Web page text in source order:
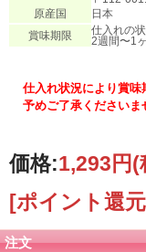
原産国
日本
賞味期限
仕入れの状
2週間〜1
仕入れ状況により賞味
予めご了承くださいま
価格:1,293円(
[ポイント還
注文